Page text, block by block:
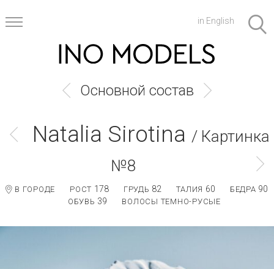
in English
Основной состав
Natalia Sirotina / Картинка
№8
В ГОРОДЕ РОСТ 178 ГРУДЬ 82 ТАЛИЯ 60 БЕДРА 90
ОБУВЬ 39 ВОЛОСЫ ТЕМНО-РУСЫЕ